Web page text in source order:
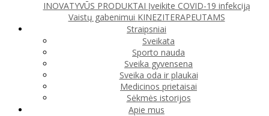
INOVATYVŪS PRODUKTAI Įveikite COVID-19 infekciją
Vaistų gabenimui KINEZITERAPEUTAMS
Straipsniai
Sveikata
Sporto nauda
Sveika gyvensena
Sveika oda ir plaukai
Medicinos prietaisai
Sėkmės istorijos
Apie mus